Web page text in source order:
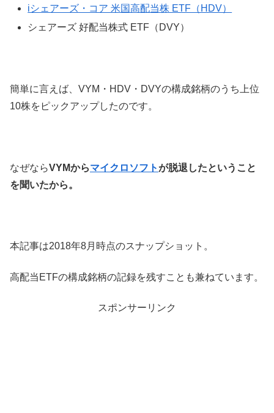
iシェアーズ・コア 米国高配当株 ETF（HDV）
シェアーズ 好配当株式 ETF（DVY）
簡単に言えば、VYM・HDV・DVYの構成銘柄のうち上位
10株をピックアップしたのです。
なぜならVYMからマイクロソフトが脱退したということ
を聞いたから。
本記事は2018年8月時点のスナップショット。
高配当ETFの構成銘柄の記録を残すことも兼ねています。
スポンサーリンク